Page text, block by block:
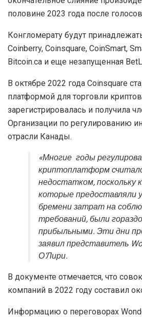
половине 2023 года после
Конгломерату будут
Coinberry, Coinsquare, CoinSmart,
Bitcoin.ca и еще незапущенная
В октябре 2022 года Coinsquare
платформой для торговли
зарегистрировалась и получила
Организации по регулированию
отрасли Канады.
«Многие годы
криптоплатформ
недостатком, поскольку
которые предоставляли
бремени затрат на
требований, были
прибыльными. Эти дни
заявил представитель
О’Лири.
В документе отмечается, что
компаний в 2022 году составил
Информацию о переговорах